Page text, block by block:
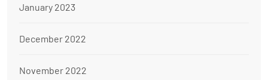
January 2023
December 2022
November 2022